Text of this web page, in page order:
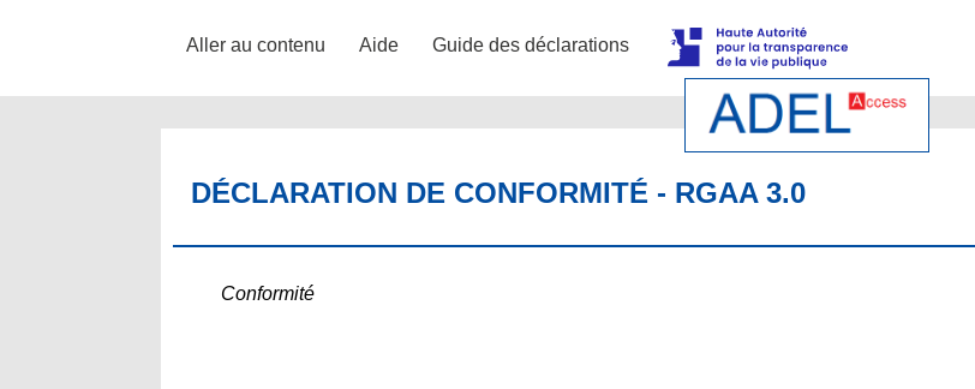
Aller au contenu Aide Guide des déclarations
DÉCLARATION DE CONFORMITÉ - RGAA 3.0
Conformité